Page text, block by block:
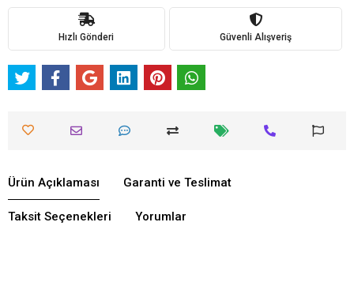
Hızlı Gönderi Güvenli Alışveriş
Ürün Açıklaması Garanti ve Teslimat
Taksit Seçenekleri Yorumlar